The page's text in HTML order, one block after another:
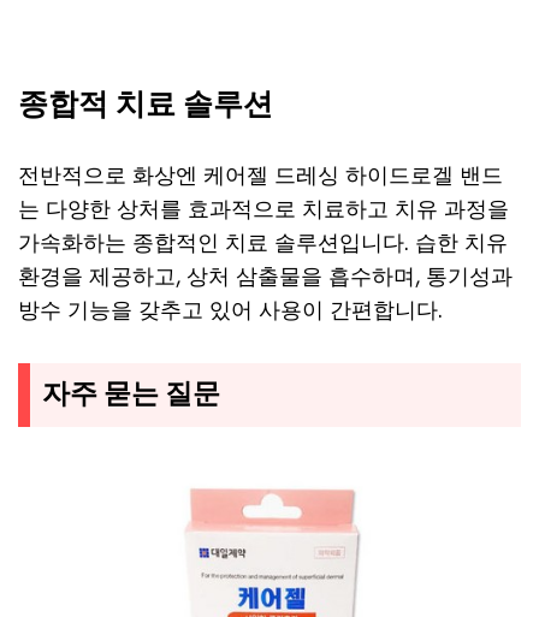
종합적 치료 솔루션
전반적으로 화상엔 케어젤 드레싱 하이드로겔 밴드
는 다양한 상처를 효과적으로 치료하고 치유 과정을
가속화하는 종합적인 치료 솔루션입니다. 습한 치유
환경을 제공하고, 상처 삼출물을 흡수하며, 통기성과
방수 기능을 갖추고 있어 사용이 간편합니다.
자주 묻는 질문